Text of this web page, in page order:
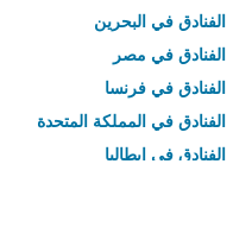
الفنادق في البحرين
الفنادق في مصر
الفنادق في فرنسا
الفنادق في المملكة المتحدة
الفنادق في إيطاليا